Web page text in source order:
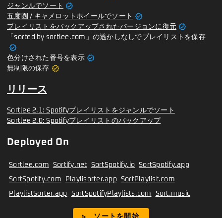
ジャンルでソート verified
五度圏 / キャメロットホイールでソート verified
プレイリストをバックアップされたバージョンに復元 verified
「sorted by sortlee.com」の透かしなしでプレイリストを保存
verified
色分けされた番号を表示 verified
無制限の保存 verified
リリース
Sortlee 2.1: Spotifyプレイリストをジャンルでソート
Sortlee 2.0: Spotifyプレイリストのバックアップ
Deployed On
Sortlee.com Sortify.net SortSpotify.io SortSpotify.app
SortSpotify.com Playlisorter.app SortPlaylist.com
PlaylistSorter.app SortSpotifyPlaylists.com Sort.music
ソートを開始